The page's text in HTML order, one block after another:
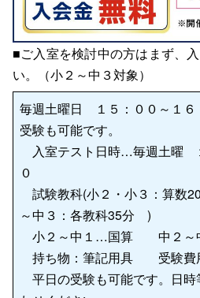
■ご入室を検討中の方はまず、
い。（小２～中３対象）
毎週土曜日 １５：００～１６
受験も可能です。
入室テスト日時…毎週土曜
０
試験教科(小２・小３：算
～中３：各教科35分 )
小２～中１…国算 中２～
持ち物：筆記用具 受験費
平日の受験も可能です。日